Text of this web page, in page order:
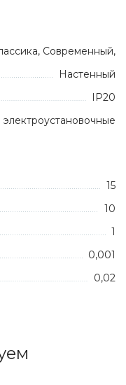
Современный,
Настенный
IP20
15
10
1
0,001
0,02